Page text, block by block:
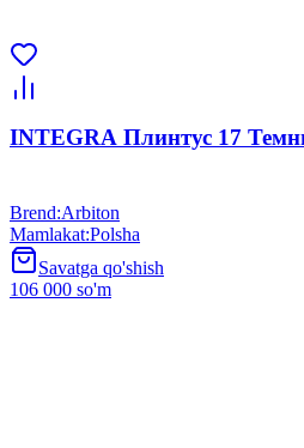
INTEGRA Плинтус 17
Brend:Arbiton
Mamlakat:Polsha
Savatga qo'shish
106 000 so'm